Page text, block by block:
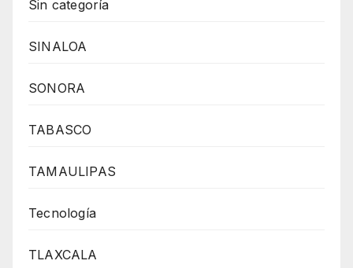
Sin categoría
SINALOA
SONORA
TABASCO
TAMAULIPAS
Tecnología
TLAXCALA